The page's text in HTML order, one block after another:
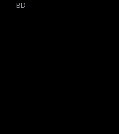
BD